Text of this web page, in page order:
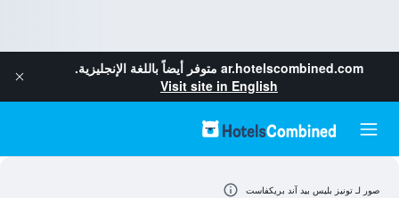
ar.hotelscombined.com متوفر أيضاً باللغة الإنجليزية.
Visit site in English
صور لـ تونيز بليس بيد آند بريكفاست